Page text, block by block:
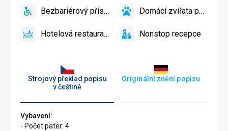
Strojový překlad popisu
v češtině
Originální znění popisu
Vybavení:
- Počet pater: 4
Bezbariérový
Bezbariérový přístup
ano
Domácí
povolena
Domácí zvířata povolena
ano
HotelováHotelová restaurace
ano
NonstopNonstop recepce
ano